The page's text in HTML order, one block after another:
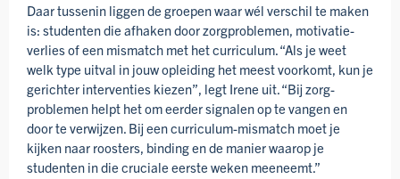
Daar tussenin liggen de groepen waar wél verschil te maken
is: studenten die afhaken door zorg­problemen, motivatie­
verlies of een mismatch met het curriculum. “Als je weet
welk type uitval in jouw opleiding het meest voorkomt, kun je
gerichter inter­venties kiezen”, legt Irene uit. “Bij zorg­
problemen helpt het om eerder signalen op te vangen en
door te verwijzen. Bij een curriculum-mismatch moet je
kijken naar roosters, binding en de manier waarop je
studenten in die cruciale eerste weken meeneemt.”